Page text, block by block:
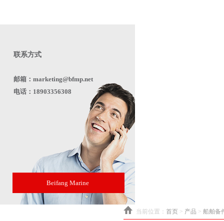
联系方式
邮箱：marketing@bfmp.net
电话：18903356308
Beifang Marine
当前位置： 首页 > 产品 > 船舶备